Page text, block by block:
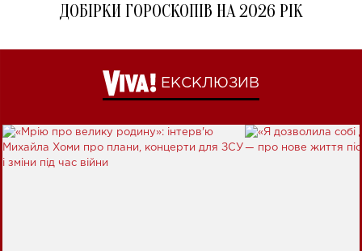
ДОБІРКИ ГОРОСКОПІВ НА 2026 РІК
ЕКСКЛЮЗИВ